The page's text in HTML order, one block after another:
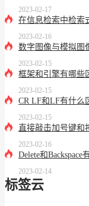
2023-02-17
在信息检索中检索
2023-02-16
数字图像与模拟图
2023-02-15
框架和引擎有哪些
2023-02-15
CR LF和LF有什么
2023-02-15
直接敲击加号键和
2023-02-16
Delete和Backspace
2023-02-14
标签云